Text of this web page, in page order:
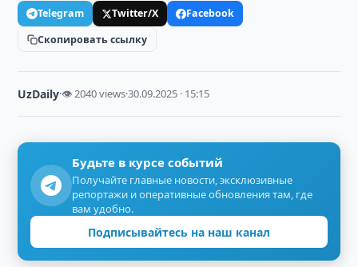
Telegram Twitter/X
Facebook
Скопировать ссылку
UzDaily·👁 2040 views·30.09.2025 · 15:15
Будьте в курсе событий
Получайте главные новости, эксклюзивные
репортажи и оперативные обновления там, где
вам удобно.
Подписывайтесь на наш канал